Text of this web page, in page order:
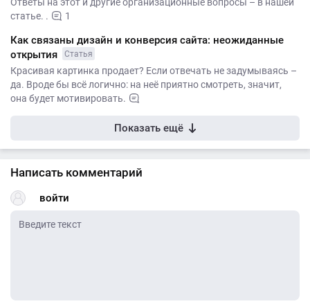
статье. .
1
Как связаны дизайн и конверсия сайта: неожиданные
открытия
Статья
Красивая картинка продает? Если отвечать не задумываясь –
да. Вроде бы всё логично: на неё приятно смотреть, значит,
она будет мотивировать.
Показать ещё
Написать комментарий
войти